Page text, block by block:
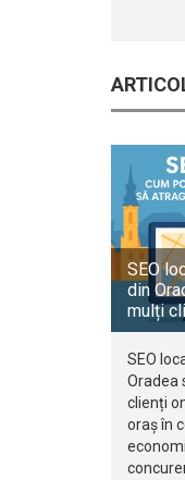
SEO
din
mulți
SEO
Oradea
clienți
oraș în